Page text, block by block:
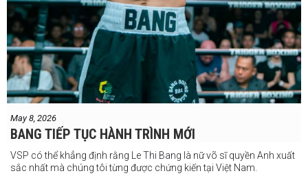
May 8, 2026
BANG TIẾP TỤC HÀNH TRÌNH MỚI
VSP có thể khẳng định rằng Le Thi Bang là nữ võ sĩ quyền Anh xuất
sắc nhất mà chúng tôi từng được chứng kiến tại Việt Nam.